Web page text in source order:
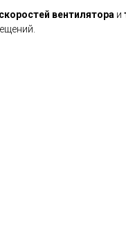
вентилятора и